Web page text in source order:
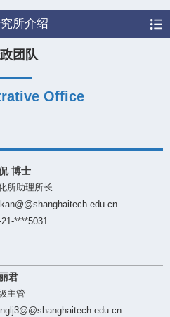
所介绍
团队
Office
博士
所助理所长
****5031
君
主管